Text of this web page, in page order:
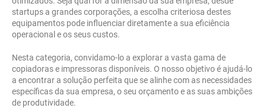
startups a grandes corporações, a escolha criteriosa destes
equipamentos pode influenciar diretamente a sua eficiência
operacional e os seus custos.
Nesta categoria, convidamo-lo a explorar a vasta gama de
copiadoras e impressoras disponíveis. O nosso objetivo é ajudá-lo
a encontrar a solução perfeita que se alinhe com as necessidades
específicas da sua empresa, o seu orçamento e as suas ambições
de produtividade.